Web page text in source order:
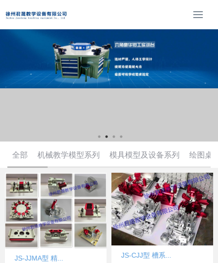
T
o
e
a
t
i
o
n
全部 机械教学模型系列 模具模型及设备系列 绘图桌
JS-JJMA型 精... JS-CJJ型 槽系...